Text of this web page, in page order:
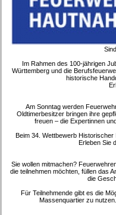
Im Rahmen des 100-jährigen
Württemberg und die
historische
Am Sonntag werden
Oldtimerbesitzer bringen ihre
freuen – die Expertinnen
Beim 34. Wettbewerb
Erleben Sie
Sie wollen mitmachen?
die teilnehmen möchten, füllen das
die
Für Teilnehmende gibt es die
Massenquartier zu